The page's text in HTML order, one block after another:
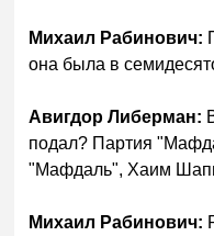
Михаил Рабинович:
она была в
Авигдор Либерман:
подал? Партия
"Мафдаль", Хаим
Михаил Рабинович: